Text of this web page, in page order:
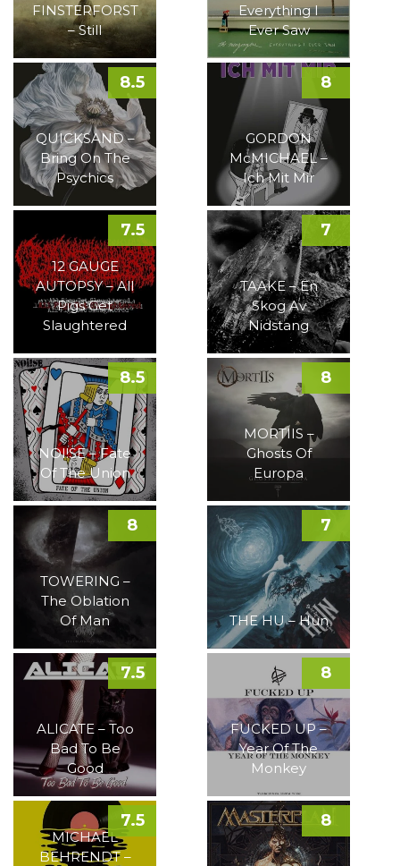
FINSTERFORST
– Still
Everything I
Ever Saw
QUICKSAND –
Bring On The
Psychics
8.5
GORDON
McMICHAEL –
Ich Mit Mir
8
12 GAUGE
AUTOPSY – All
Pigs Get
Slaughtered
7.5
TAAKE – En
Skog Av
Nidstang
7
NOI!SE – Fate
Of The Union
8.5
MORTIIS –
Ghosts Of
Europa
8
TOWERING –
The Oblation
Of Man
8
THE HU – Hun
7
ALICATE – Too
Bad To Be
Good
7.5
FUCKED UP –
Year Of The
Monkey
8
MICHAEL
BEHRENDT –
7.5 8